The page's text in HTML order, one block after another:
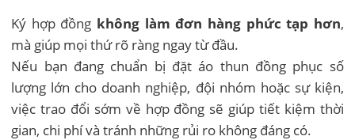
Ký hợp đồng không làm đơn hàng phức tạp hơn,
mà giúp mọi thứ rõ ràng ngay từ đầu.
Nếu bạn đang chuẩn bị đặt áo thun đồng phục số
lượng lớn cho doanh nghiệp, đội nhóm hoặc sự kiện,
việc trao đổi sớm về hợp đồng sẽ giúp tiết kiệm thời
gian, chi phí và tránh những rủi ro không đáng có.